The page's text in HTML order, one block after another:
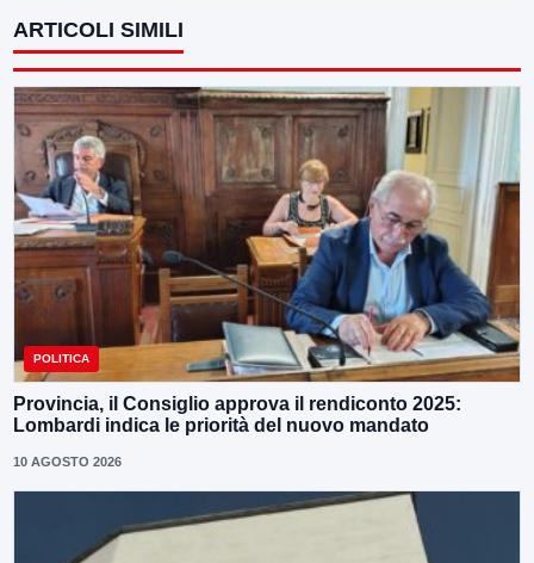
ARTICOLI SIMILI
POLITICA
Provincia, il Consiglio approva il rendiconto 2025:
Lombardi indica le priorità del nuovo mandato
10 AGOSTO 2026